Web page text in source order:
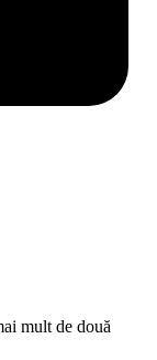
mult de două